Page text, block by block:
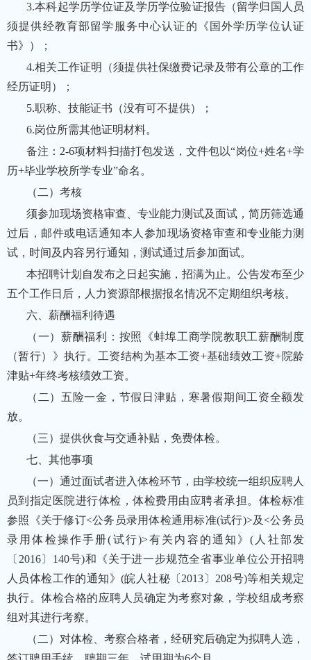
3.本科起学历学位证及学历学位验证报告（留学归国人员
须提供经教育部留学服务中心认证的《国外学历学位认证
书》）；
4.相关工作证明（须提供社保缴费记录及带有公章的工作
经历证明）；
5.职称、技能证书（没有可不提供）；
6.岗位所需其他证明材料。
备注：2-6项材料扫描打包发送，文件包以“岗位+姓名+学
历+毕业学校所学专业”命名。
（二）考核
须参加现场资格审查、专业能力测试及面试，简历筛选通
过后，邮件或电话通知本人参加现场资格审查和专业能力测
试，时间及内容另行通知，测试通过后参加面试。
本招聘计划自发布之日起实施，招满为止。公告发布至少
五个工作日后，人力资源部根据报名情况不定期组织考核。
六、薪酬福利待遇
（一）薪酬福利：按照《蚌埠工商学院教职工薪酬制度
（暂行）》执行。工资结构为基本工资+基础绩效工资+院龄
津贴+年终考核绩效工资。
（二）五险一金，节假日津贴，寒暑假期间工资全额发
放。
（三）提供伙食与交通补贴，免费体检。
七、其他事项
（一）通过面试者进入体检环节，由学校统一组织应聘人
员到指定医院进行体检，体检费用由应聘者承担。体检标准
参照《关于修订<公务员录用体检通用标准(试行)>及<公务员
录用体检操作手册(试行)>有关内容的通知》(人社部发
〔2016〕140号)和《关于进一步规范全省事业单位公开招聘
人员体检工作的通知》(皖人社秘〔2013〕208号)等相关规定
执行。体检合格的应聘人员确定为考察对象，学校组成考察
组对其进行考察。
（二）对体检、考察合格者，经研究后确定为拟聘人选，